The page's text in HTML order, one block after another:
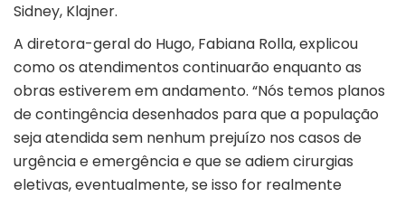
Sidney, Klajner.
A diretora-geral do Hugo, Fabiana Rolla, explicou
como os atendimentos continuarão enquanto as
obras estiverem em andamento. “Nós temos planos
de contingência desenhados para que a população
seja atendida sem nenhum prejuízo nos casos de
urgência e emergência e que se adiem cirurgias
eletivas, eventualmente, se isso for realmente